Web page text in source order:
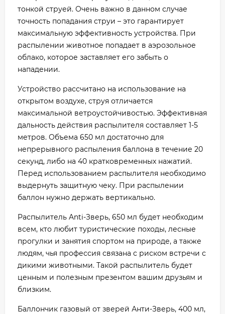
тонкой струей. Очень важно в данном случае
точность попадания струи – это гарантирует
максимальную эффективность устройства. При
распылении животное попадает в аэрозольное
облако, которое заставляет его забыть о
нападении.
Устройство рассчитано на использование на
открытом воздухе, струя отличается
максимальной ветроустойчивостью. Эффективная
дальность действия распылителя составляет 1-5
метров. Объема 650 мл достаточно для
непрерывного распыления баллона в течение 20
секунд, либо на 40 кратковременных нажатий.
Перед использованием распылителя необходимо
выдернуть защитную чеку. При распылении
баллон нужно держать вертикально.
Распылитель Anti-Зверь, 650 мл будет необходим
всем, кто любит туристические походы, лесные
прогулки и занятия спортом на природе, а также
людям, чья профессия связана с риском встречи с
дикими животными. Такой распылитель будет
ценным и полезным презентом вашим друзьям и
близким.
Баллончик газовый от зверей Анти-Зверь, 400 мл,